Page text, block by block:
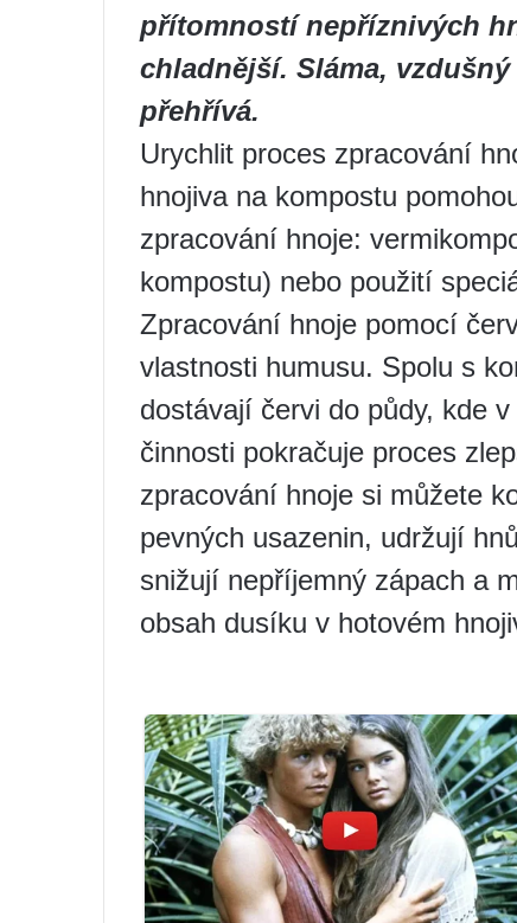
přítomností nepříznivých
chladnější. Sláma,
přehřívá.
Urychlit proces zpracování
hnojiva na kompostu
zpracování hnoje:
kompostu) nebo použití
Zpracování hnoje pomocí
vlastnosti humusu. Spolu s
dostávají červi do půdy, kde
činnosti pokračuje proces
zpracování hnoje si můžete
pevných usazenin, udržují
snižují nepříjemný zápach a
obsah dusíku v hotovém